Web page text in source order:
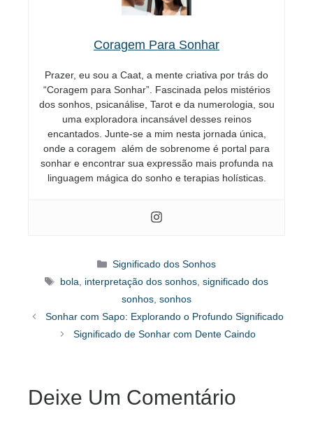
Coragem Para Sonhar
Prazer, eu sou a Caat, a mente criativa por trás do
“Coragem para Sonhar”. Fascinada pelos mistérios
dos sonhos, psicanálise, Tarot e da numerologia, sou
uma exploradora incansável desses reinos
encantados. Junte-se a mim nesta jornada única,
onde a coragem além de sobrenome é portal para
sonhar e encontrar sua expressão mais profunda na
linguagem mágica do sonho e terapias holísticas.
Categorias
Significado dos Sonhos
Tags
bola, interpretação dos sonhos,significado dos
sonhos, sonhos
Sonhar com Sapo: Explorando o Profundo Significado
Significado de Sonhar com Dente Caindo
Deixe Um Comentário